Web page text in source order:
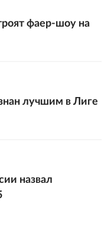
фаер-шоу на
лучшим в Лиге
назвал